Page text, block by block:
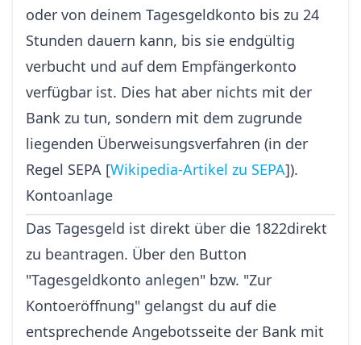
oder von deinem Tagesgeldkonto bis zu 24
Stunden dauern kann, bis sie endgültig
verbucht und auf dem Empfängerkonto
verfügbar ist. Dies hat aber nichts mit der
Bank zu tun, sondern mit dem zugrunde
liegenden Überweisungsverfahren (in der
Regel SEPA [Wikipedia-Artikel zu SEPA]).
Kontoanlage
Das Tagesgeld ist direkt über die 1822direkt
zu beantragen. Über den Button
"Tagesgeldkonto anlegen" bzw. "Zur
Kontoeröffnung" gelangst du auf die
entsprechende Angebotsseite der Bank mit